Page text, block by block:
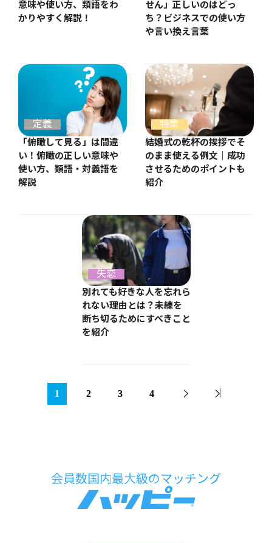
意味や使い方、類語をわ
かりやすく解説！
せん」正しいのはどっ
ち？ビジネスでの使い方
や言い換え言葉
定義
「俯瞰して見る」は間違
い！俯瞰の正しい意味や
使い方、類語・対義語を
解説
特集
結婚式の乾杯の挨拶でそ
のまま使える例文｜成功
させるためのポイントも
紹介
失恋
別れても好きな人を忘れら
れない理由とは？未練を
断ち切るためにすべきこと
を紹介
1 2 3 4